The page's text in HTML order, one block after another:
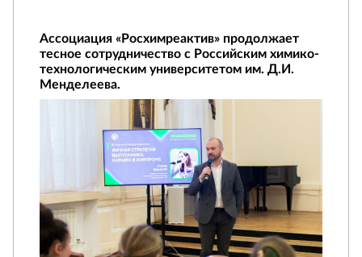
Ассоциация «Росхимреактив» продолжает
тесное сотрудничество с Российским химико-
технологическим университетом им. Д.И.
Менделеева.